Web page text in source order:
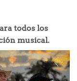
todos los
musical.